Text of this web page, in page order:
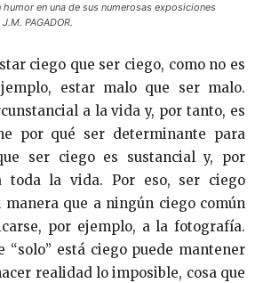
en una de sus numerosas exposiciones
PAGADOR.
ciego que ser ciego, como no es
estar malo que ser malo.
a la vida y, por tanto, es
por qué ser determinante para
ser ciego es sustancial y, por
toda la vida. Por eso, ser ciego
que a ningún ciego común
por ejemplo, a la fotografía.
“solo” está ciego puede mantener
realidad lo imposible, cosa que